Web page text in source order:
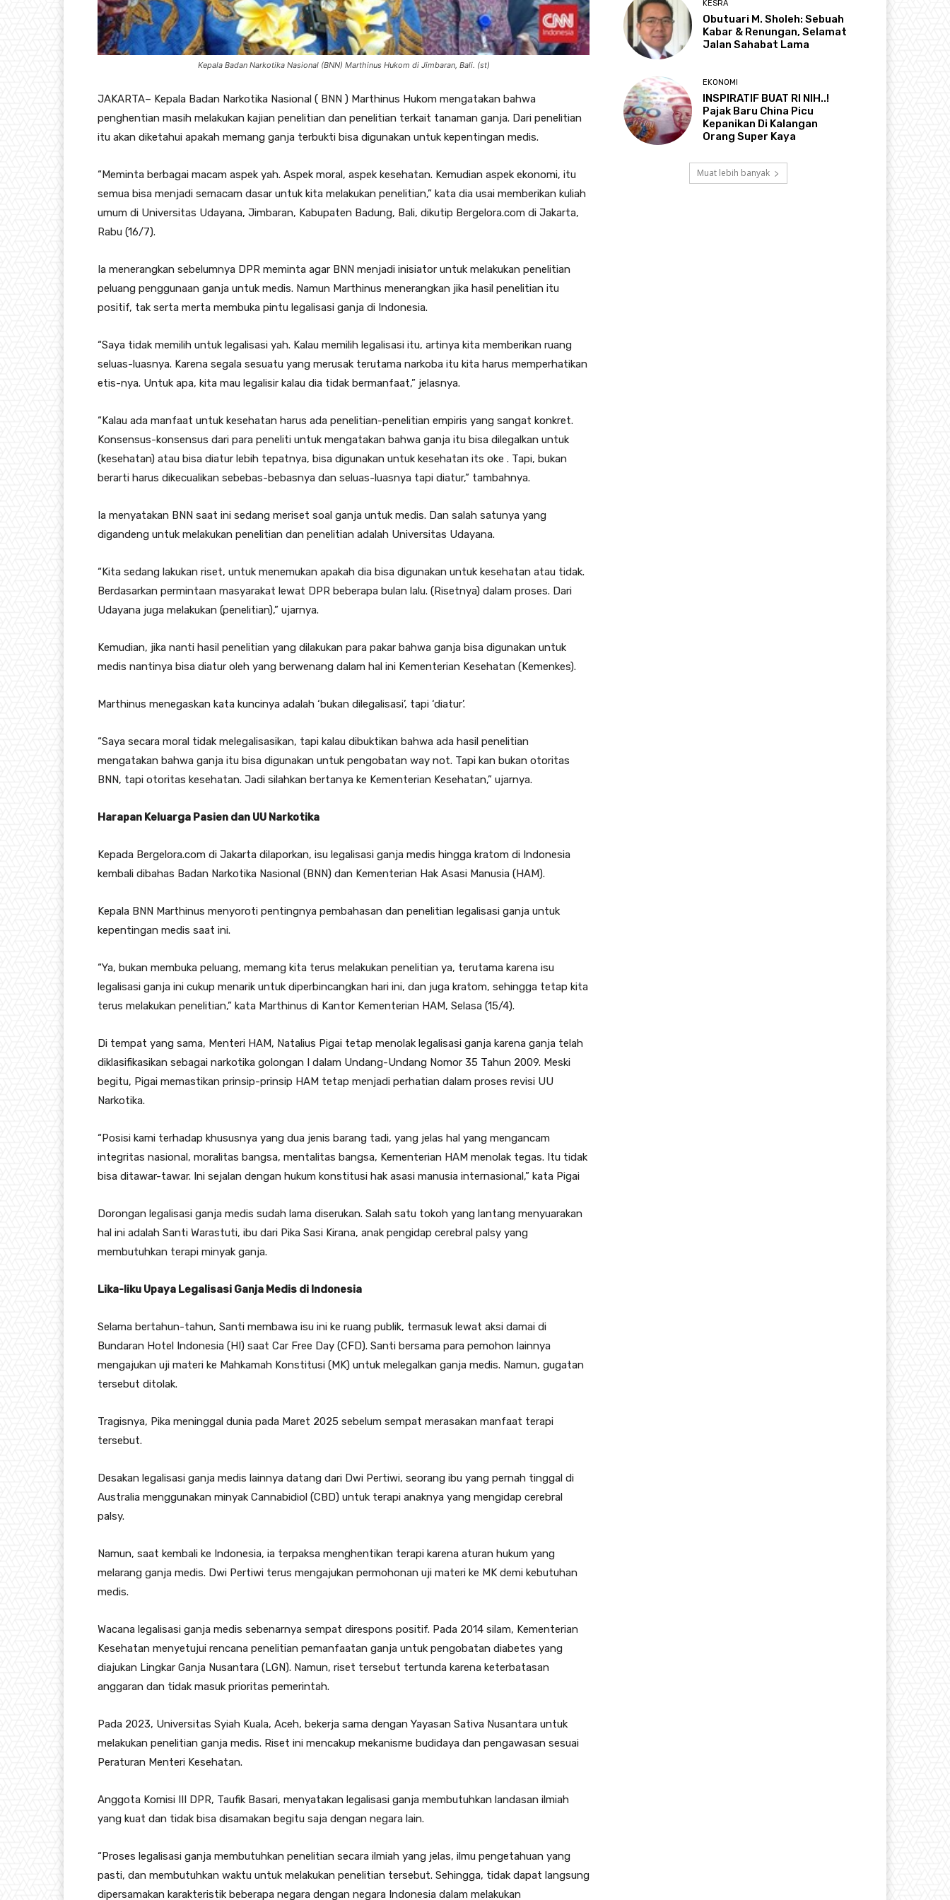
Kepala Badan Narkotika Nasional (BNN) Marthinus Hukom di Jimbaran, Bali. (st)
JAKARTA– Kepala Badan Narkotika Nasional ( BNN ) Marthinus Hukom mengatakan bahwa
penghentian masih melakukan kajian penelitian dan penelitian terkait tanaman ganja. Dari penelitian
itu akan diketahui apakah memang ganja terbukti bisa digunakan untuk kepentingan medis.
“Meminta berbagai macam aspek yah. Aspek moral, aspek kesehatan. Kemudian aspek ekonomi, itu
semua bisa menjadi semacam dasar untuk kita melakukan penelitian,” kata dia usai memberikan kuliah
umum di Universitas Udayana, Jimbaran, Kabupaten Badung, Bali, dikutip Bergelora.com di Jakarta,
Rabu (16/7).
Ia menerangkan sebelumnya DPR meminta agar BNN menjadi inisiator untuk melakukan penelitian
peluang penggunaan ganja untuk medis. Namun Marthinus menerangkan jika hasil penelitian itu
positif, tak serta merta membuka pintu legalisasi ganja di Indonesia.
“Saya tidak memilih untuk legalisasi yah. Kalau memilih legalisasi itu, artinya kita memberikan ruang
seluas-luasnya. Karena segala sesuatu yang merusak terutama narkoba itu kita harus memperhatikan
etis-nya. Untuk apa, kita mau legalisir kalau dia tidak bermanfaat,” jelasnya.
“Kalau ada manfaat untuk kesehatan harus ada penelitian-penelitian empiris yang sangat konkret.
Konsensus-konsensus dari para peneliti untuk mengatakan bahwa ganja itu bisa dilegalkan untuk
(kesehatan) atau bisa diatur lebih tepatnya, bisa digunakan untuk kesehatan its oke . Tapi, bukan
berarti harus dikecualikan sebebas-bebasnya dan seluas-luasnya tapi diatur,” tambahnya.
Ia menyatakan BNN saat ini sedang meriset soal ganja untuk medis. Dan salah satunya yang
digandeng untuk melakukan penelitian dan penelitian adalah Universitas Udayana.
“Kita sedang lakukan riset, untuk menemukan apakah dia bisa digunakan untuk kesehatan atau tidak.
Berdasarkan permintaan masyarakat lewat DPR beberapa bulan lalu. (Risetnya) dalam proses. Dari
Udayana juga melakukan (penelitian),” ujarnya.
Kemudian, jika nanti hasil penelitian yang dilakukan para pakar bahwa ganja bisa digunakan untuk
medis nantinya bisa diatur oleh yang berwenang dalam hal ini Kementerian Kesehatan (Kemenkes).
Marthinus menegaskan kata kuncinya adalah ‘bukan dilegalisasi’, tapi ‘diatur’.
“Saya secara moral tidak melegalisasikan, tapi kalau dibuktikan bahwa ada hasil penelitian
mengatakan bahwa ganja itu bisa digunakan untuk pengobatan way not. Tapi kan bukan otoritas
BNN, tapi otoritas kesehatan. Jadi silahkan bertanya ke Kementerian Kesehatan,” ujarnya.
Harapan Keluarga Pasien dan UU Narkotika
Kepada Bergelora.com di Jakarta dilaporkan, isu legalisasi ganja medis hingga kratom di Indonesia
kembali dibahas Badan Narkotika Nasional (BNN) dan Kementerian Hak Asasi Manusia (HAM).
Kepala BNN Marthinus menyoroti pentingnya pembahasan dan penelitian legalisasi ganja untuk
kepentingan medis saat ini.
“Ya, bukan membuka peluang, memang kita terus melakukan penelitian ya, terutama karena isu
legalisasi ganja ini cukup menarik untuk diperbincangkan hari ini, dan juga kratom, sehingga tetap kita
terus melakukan penelitian,” kata Marthinus di Kantor Kementerian HAM, Selasa (15/4).
Di tempat yang sama, Menteri HAM, Natalius Pigai tetap menolak legalisasi ganja karena ganja telah
diklasifikasikan sebagai narkotika golongan I dalam Undang-Undang Nomor 35 Tahun 2009. Meski
begitu, Pigai memastikan prinsip-prinsip HAM tetap menjadi perhatian dalam proses revisi UU
Narkotika.
“Posisi kami terhadap khususnya yang dua jenis barang tadi, yang jelas hal yang mengancam
integritas nasional, moralitas bangsa, mentalitas bangsa, Kementerian HAM menolak tegas. Itu tidak
bisa ditawar-tawar. Ini sejalan dengan hukum konstitusi hak asasi manusia internasional,” kata Pigai
Dorongan legalisasi ganja medis sudah lama diserukan. Salah satu tokoh yang lantang menyuarakan
hal ini adalah Santi Warastuti, ibu dari Pika Sasi Kirana, anak pengidap cerebral palsy yang
membutuhkan terapi minyak ganja.
Lika-liku Upaya Legalisasi Ganja Medis di Indonesia
Selama bertahun-tahun, Santi membawa isu ini ke ruang publik, termasuk lewat aksi damai di
Bundaran Hotel Indonesia (HI) saat Car Free Day (CFD). Santi bersama para pemohon lainnya
mengajukan uji materi ke Mahkamah Konstitusi (MK) untuk melegalkan ganja medis. Namun, gugatan
tersebut ditolak.
Tragisnya, Pika meninggal dunia pada Maret 2025 sebelum sempat merasakan manfaat terapi
tersebut.
Desakan legalisasi ganja medis lainnya datang dari Dwi Pertiwi, seorang ibu yang pernah tinggal di
Australia menggunakan minyak Cannabidiol (CBD) untuk terapi anaknya yang mengidap cerebral
palsy.
Namun, saat kembali ke Indonesia, ia terpaksa menghentikan terapi karena aturan hukum yang
melarang ganja medis. Dwi Pertiwi terus mengajukan permohonan uji materi ke MK demi kebutuhan
medis.
Wacana legalisasi ganja medis sebenarnya sempat direspons positif. Pada 2014 silam, Kementerian
Kesehatan menyetujui rencana penelitian pemanfaatan ganja untuk pengobatan diabetes yang
diajukan Lingkar Ganja Nusantara (LGN). Namun, riset tersebut tertunda karena keterbatasan
anggaran dan tidak masuk prioritas pemerintah.
Pada 2023, Universitas Syiah Kuala, Aceh, bekerja sama dengan Yayasan Sativa Nusantara untuk
melakukan penelitian ganja medis. Riset ini mencakup mekanisme budidaya dan pengawasan sesuai
Peraturan Menteri Kesehatan.
Anggota Komisi III DPR, Taufik Basari, menyatakan legalisasi ganja membutuhkan landasan ilmiah
yang kuat dan tidak bisa disamakan begitu saja dengan negara lain.
“Proses legalisasi ganja membutuhkan penelitian secara ilmiah yang jelas, ilmu pengetahuan yang
pasti, dan membutuhkan waktu untuk melakukan penelitian tersebut. Sehingga, tidak dapat langsung
dipersamakan karakteristik beberapa negara dengan negara Indonesia dalam melakukan
KESRA
Obutuari M. Sholeh: Sebuah
Kabar & Renungan, Selamat
Jalan Sahabat Lama
EKONOMI
INSPIRATIF BUAT RI NIH..!
Pajak Baru China Picu
Kepanikan Di Kalangan
Orang Super Kaya
Muat lebih banyak